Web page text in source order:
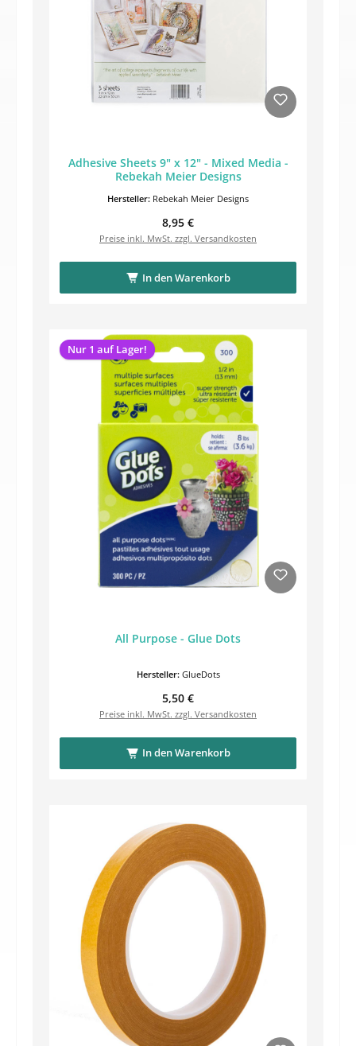
Adhesive Sheets 9" x 12" - Mixed Media -
Rebekah Meier Designs
Hersteller: Rebekah Meier Designs
Regulärer Preis:
8,95 €
Preise inkl. MwSt. zzgl. Versandkosten
In den Warenkorb
Nur 1 auf Lager!
All Purpose - Glue Dots
Hersteller: GlueDots
Regulärer Preis:
5,50 €
Preise inkl. MwSt. zzgl. Versandkosten
In den Warenkorb